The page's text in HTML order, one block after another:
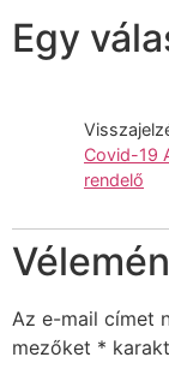
Egy
Covid-19
rendelő
Az e-mail címet
mezőket *